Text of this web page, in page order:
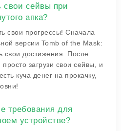
свои сейвы при
апка?
свои прогрессы! Сначала
версии Tomb of the Mask:
свои достижения. После
загрузи свои сейвы, и
куча денег на прокачку,
требования для
устройстве?